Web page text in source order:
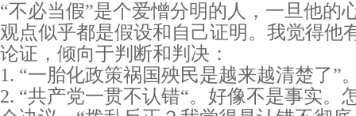
“不必当假”是个爱憎分明的人，一旦他的
观点似乎都是假设和自己证明。我觉得他
论证，倾向于判断和判决：
1. “一胎化政策祸国殃民是越来越清楚了”
2. “共产党一贯不认错“。好像不是事实。